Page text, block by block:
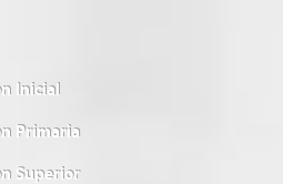
Inicial
Primaria
Superior